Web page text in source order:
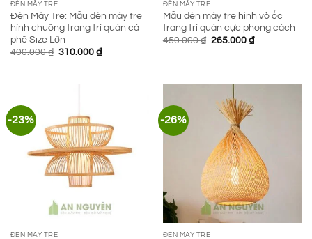
ĐÈN MÂY TRE
Đèn Mây Tre: Mẫu đèn mây tre
hình chuông trang trí quán cà
phê Size Lớn
400.000₫ Giá
310.000 ₫Giá
ĐÈN MÂY TRE
Mẫu đèn mây tre hình vỏ ốc
trang trí quán cực phong cách
450.000₫ Giá
265.000 ₫Giá
-23%
ĐÈN MÂY TRE
-26%
ĐÈN MÂY TRE